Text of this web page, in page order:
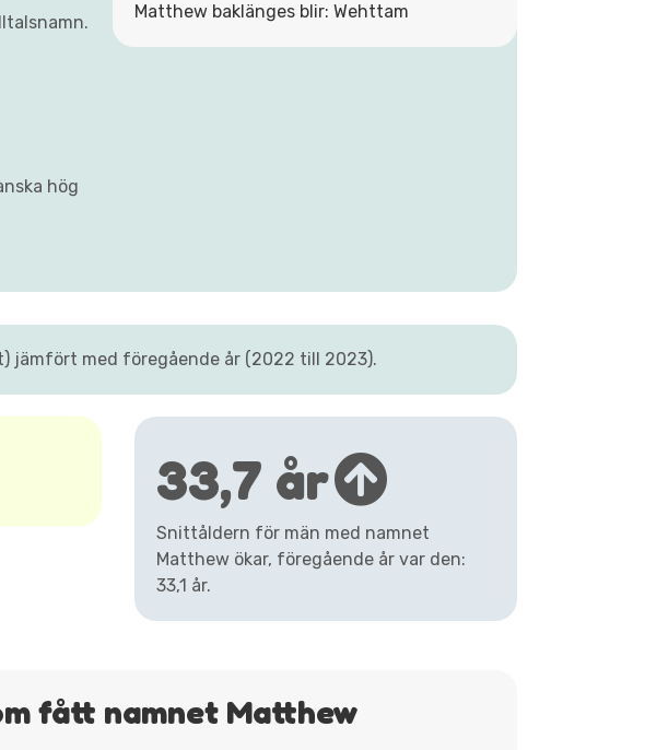
Matthew baklänges blir: Wehttam
hög
jämfört med föregående år (2022 till 2023).
33,7 år
Snittåldern för män med namnet
Matthew ökar, föregående år var den:
33,1 år.
fått namnet Matthew